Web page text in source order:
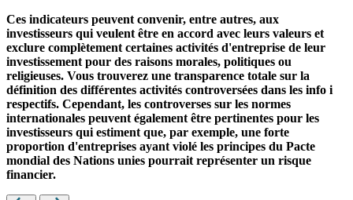
Ces indicateurs peuvent convenir, entre autres, aux
investisseurs qui veulent être en accord avec leurs valeurs et
exclure complètement certaines activités d'entreprise de leur
investissement pour des raisons morales, politiques ou
religieuses. Vous trouverez une transparence totale sur la
définition des différentes activités controversées dans les info i
respectifs. Cependant, les controverses sur les normes
internationales peuvent également être pertinentes pour les
investisseurs qui estiment que, par exemple, une forte
proportion d'entreprises ayant violé les principes du Pacte
mondial des Nations unies pourrait représenter un risque
financier.